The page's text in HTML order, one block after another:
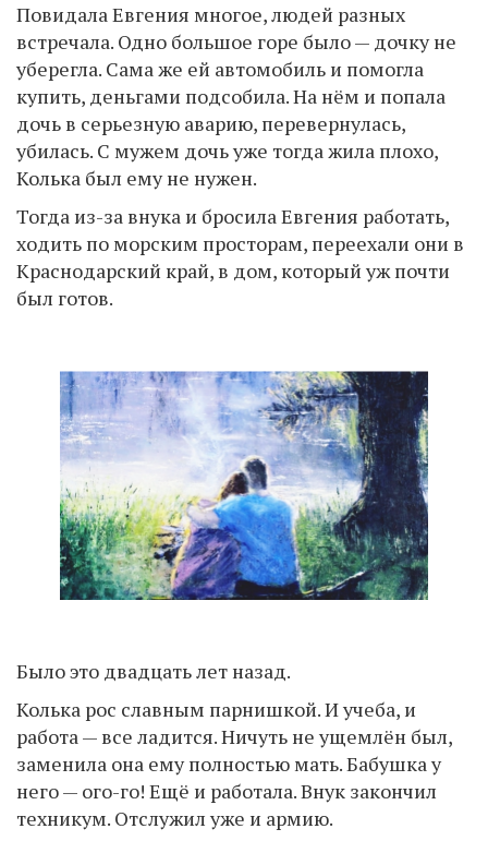
Повидала Евгения многое, людей разных
встречала. Одно большое горе было — дочку не
уберегла. Сама же ей автомобиль и помогла
купить, деньгами подсобила. На нём и попала
дочь в серьезную аварию, перевернулась,
убилась. С мужем дочь уже тогда жила плохо,
Колька был ему не нужен.
Тогда из-за внука и бросила Евгения работать,
ходить по морским просторам, переехали они в
Краснодарский край, в дом, который уж почти
был готов.
Было это двадцать лет назад.
Колька рос славным парнишкой. И учеба, и
работа — все ладится. Ничуть не ущемлён был,
заменила она ему полностью мать. Бабушка у
него — ого-го! Ещё и работала. Внук закончил
техникум. Отслужил уже и армию.